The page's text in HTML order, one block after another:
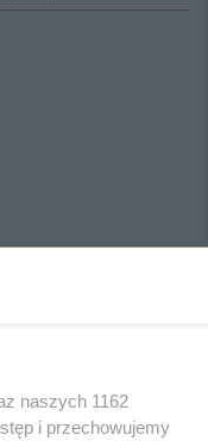
naszych 1162
i przechowujemy